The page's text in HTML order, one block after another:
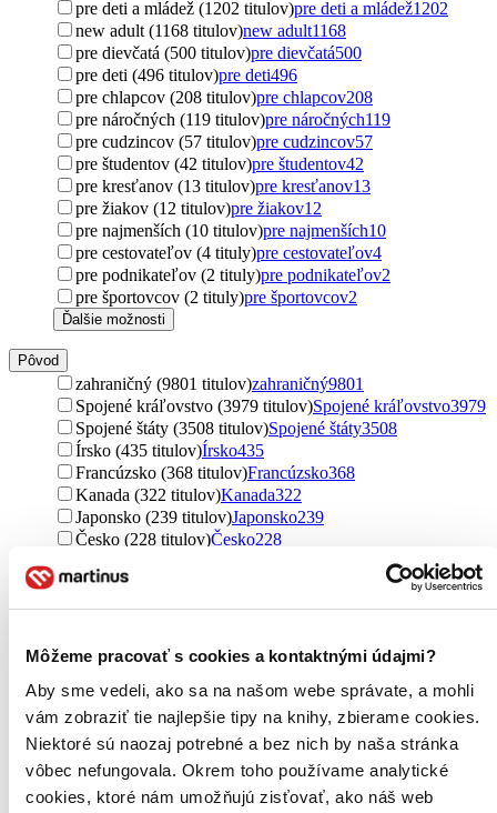
Môžeme pracovať s cookies a kontaktnými údajmi?
Aby sme vedeli, ako sa na našom webe správate, a mohli
vám zobraziť tie najlepšie tipy na knihy, zbierame cookies.
Niektoré sú naozaj potrebné a bez nich by naša stránka
vôbec nefungovala. Okrem toho používame analytické
cookies, ktoré nám umožňujú zisťovať, ako náš web
pre deti a mládež (1202 titulov)pre deti a mládež1202
new adult (1168 titulov)new adult1168
pre dievčatá (500 titulov)pre dievčatá500
pre deti (496 titulov)pre deti496
pre chlapcov (208 titulov)pre chlapcov208
pre náročných (119 titulov)pre náročných119
pre cudzincov (57 titulov)pre cudzincov57
pre študentov (42 titulov)pre študentov42
pre kresťanov (13 titulov)pre kresťanov13
pre žiakov (12 titulov)pre žiakov12
pre najmenších (10 titulov)pre najmenších10
pre cestovateľov (4 tituly)pre cestovateľov4
pre podnikateľov (2 tituly)pre podnikateľov2
pre športovcov (2 tituly)pre športovcov2
Ďalšie možnosti
Pôvod
zahraničný (9801 titulov)zahraničný9801
Spojené kráľovstvo (3979 titulov)Spojené kráľovstvo3979
Spojené štáty (3508 titulov)Spojené štáty3508
Írsko (435 titulov)Írsko435
Francúzsko (368 titulov)Francúzsko368
Kanada (322 titulov)Kanada322
Japonsko (239 titulov)Japonsko239
Česko (228 titulov)Česko228
severský (158 titulov)
Rusko (138 titulov)Rusko138
Taliansko (106 titulov)Taliansko106
Švédsko (74 titulov)Švédsko74
Nový Zéland (58 titulov)Nový Zéland58
Južná Kórea (55 titulov) Južná Kórea 55
Nigéria (53 titulov)
Nigéria
Nórsko (51 titulov)
Poľsko (44 titulov)Poľsko 44